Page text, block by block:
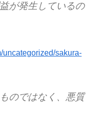
が発生しているの
uncategorized/sakura-
のではなく、悪質